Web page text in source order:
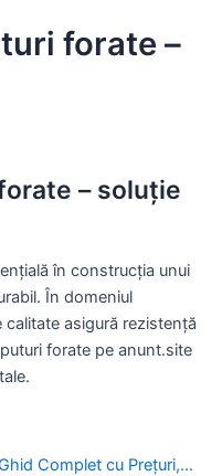
forate –
– soluție
în construcția unui
În domeniul
calitate asigură rezistență
forate pe anunt.site
Complet cu Prețuri,…